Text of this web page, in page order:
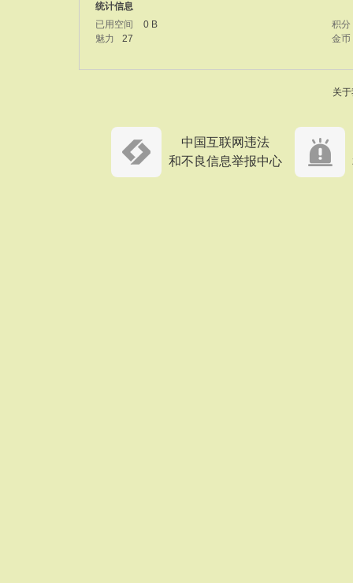
统计信息
已用空间
0 B
积分
魅力
27 金币
关
中国互联网违法
和不良信息举报中心